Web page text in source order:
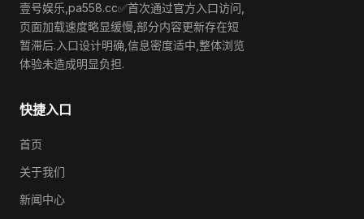
壹号娱乐,pa558.cc✅首次通过官方入口访问,
页面加载速度略显缓慢,部分内容更新存在短
暂滞后.入口设计明确,信息密度适中,整体浏览
体验未造成明显负担.
快捷入口
首页
关于我们
新闻中心